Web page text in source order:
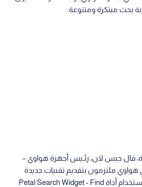
بحث مبتكرة ومتنوعة.
قال جيس لان، رئـيس أجهزة هواوي –
ملتزمون بتقديم تقنيات جديدة
ومبتكرة لعملائنا. الآن، باستخدام أداة Petal Search Widget - Find